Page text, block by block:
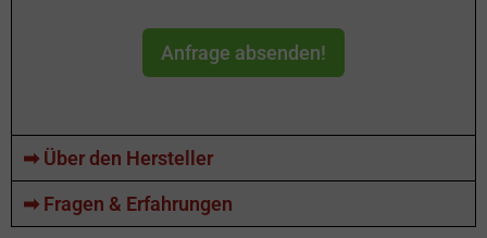
Anfrage absenden!
➡ Über den Hersteller
➡ Fragen & Erfahrungen